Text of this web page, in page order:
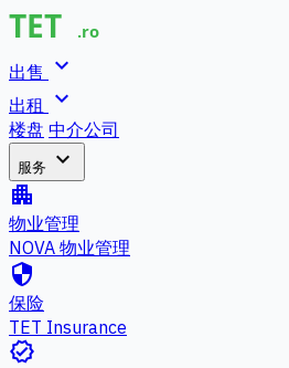
出售 expand_more
出租 expand_more
楼盘 中介公司
服务 expand_more
apartment
物业管理
NOVA 物业管理
security
保险
TET Insurance
verified